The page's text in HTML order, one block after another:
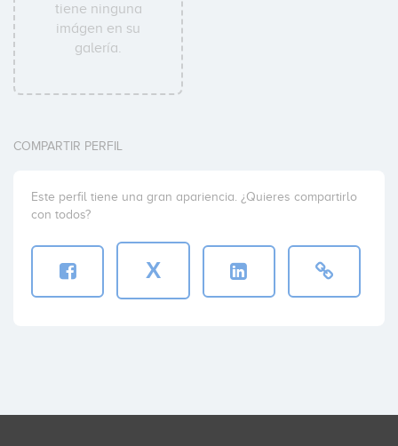
tiene ninguna
imágen en su
galería.
COMPARTIR PERFIL
Este perfil tiene una gran apariencia. ¿Quieres compartirlo
con todos?
X